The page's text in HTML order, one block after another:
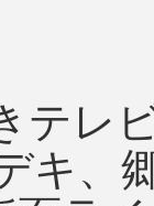
テレ
キ、